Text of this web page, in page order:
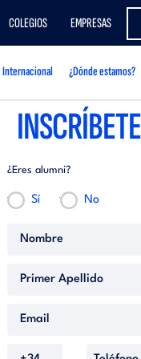
COLEGIOS EMPRESAS
Internacional ¿Dónde estamos?
¿Eres alumni?
Sí No